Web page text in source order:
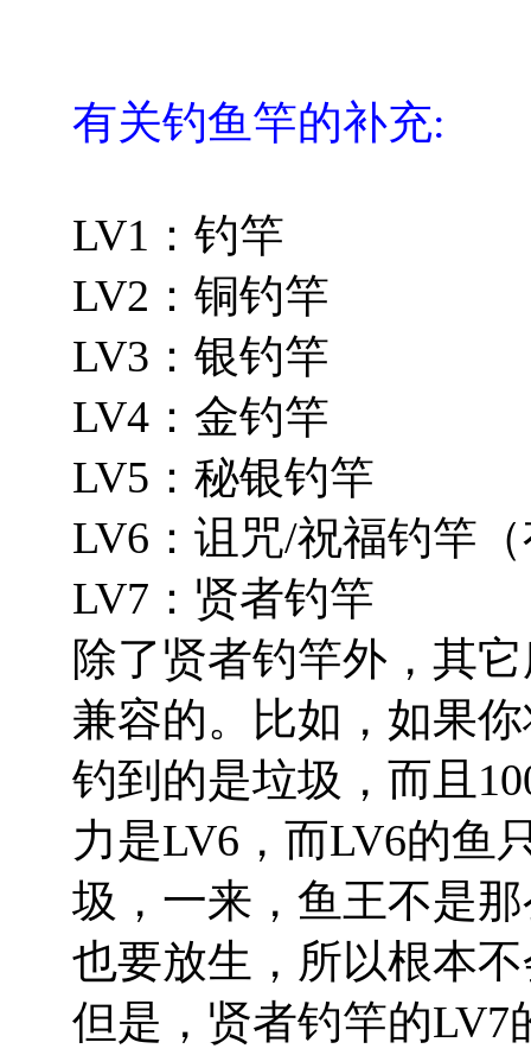
有关钓鱼竿的补充:
LV1：钓竿
LV2：铜钓竿
LV3：银钓竿
LV4：金钓竿
LV5：秘银钓竿
LV6：诅咒/祝福钓竿
LV7：贤者钓竿
除了贤者钓竿外，其
兼容的。比如，如果
钓到的是垃圾，而且
力是LV6，而LV6的鱼
圾，一来，鱼王不是
也要放生，所以根本
但是，贤者钓竿的